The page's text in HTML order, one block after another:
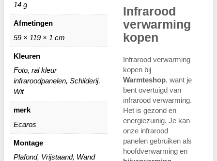
14 g
Afmetingen
59 × 119 × 1 cm
Kleuren
Foto, ral kleur
infraroodpanelen, Schilderij,
Wit
merk
Ecaros
Montage
Plafond, Vrijstaand, Wand
Infrarood
verwarming
kopen
Infrarood verwarming
kopen bij
Warmteshop, want je
bent overtuigd van
infrarood verwarming.
Het is gezond en
energiezuinig. Je kan
onze infrarood
panelen gebruiken als
hoofdverwarming en